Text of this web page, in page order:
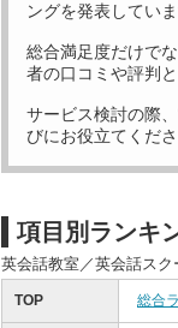
ングを発表していま
総合満足度だけで
者の口コミや評判
サービス検討の際
びにお役立てくださ
項目別ランキ
英会話教室／英会話スク
TOP 総合